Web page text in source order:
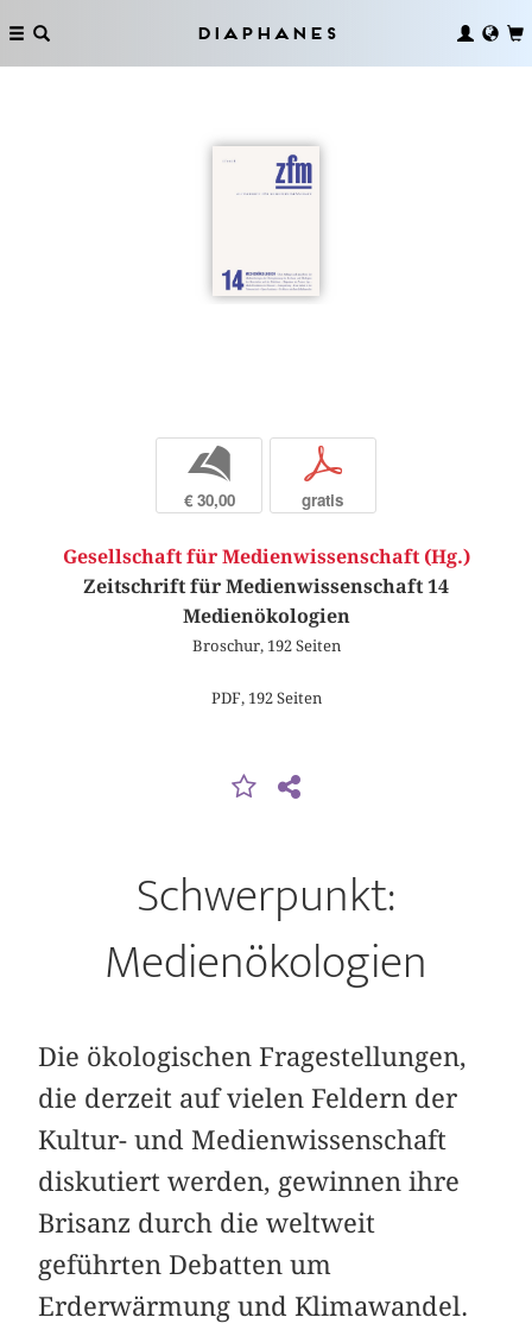
Diaphanes
b
€ 30,00
p
gratis
Gesellschaft für Medienwissenschaft (Hg.)
Zeitschrift für Medienwissenschaft 14
Medienökologien
Broschur, 192 Seiten
PDF, 192 Seiten
Schwerpunkt:
Medienökologien
Die ökologischen Fragestellungen,
die derzeit auf vielen Feldern der
Kultur- und Medienwissenschaft
diskutiert werden, gewinnen ihre
Brisanz durch die weltweit
geführten Debatten um
Erderwärmung und Klimawandel.